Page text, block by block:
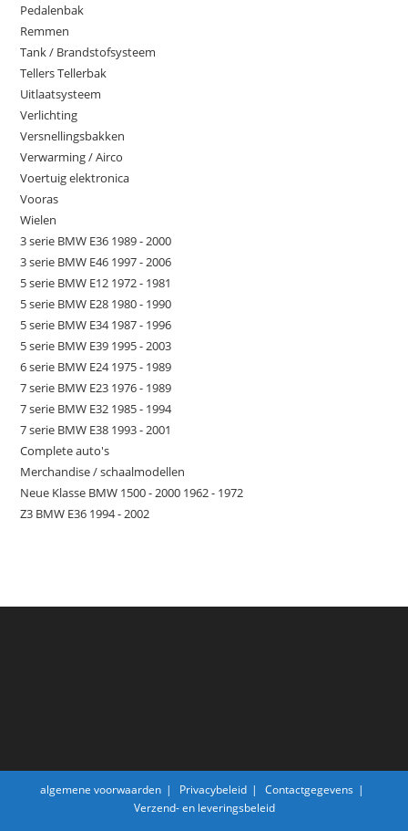
Pedalenbak
Remmen
Tank / Brandstofsysteem
Tellers Tellerbak
Uitlaatsysteem
Verlichting
Versnellingsbakken
Verwarming / Airco
Voertuig elektronica
Vooras
Wielen
3 serie BMW E36 1989 - 2000
3 serie BMW E46 1997 - 2006
5 serie BMW E12 1972 - 1981
5 serie BMW E28 1980 - 1990
5 serie BMW E34 1987 - 1996
5 serie BMW E39 1995 - 2003
6 serie BMW E24 1975 - 1989
7 serie BMW E23 1976 - 1989
7 serie BMW E32 1985 - 1994
7 serie BMW E38 1993 - 2001
Complete auto's
Merchandise / schaalmodellen
Neue Klasse BMW 1500 - 2000 1962 - 1972
Z3 BMW E36 1994 - 2002
algemene voorwaarden Privacybeleid
Contactgegevens
Verzend- en leveringsbeleid